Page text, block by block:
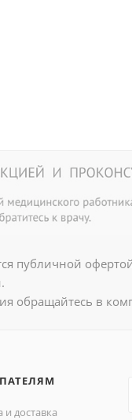
публичной
обращайтесь в
и доставка